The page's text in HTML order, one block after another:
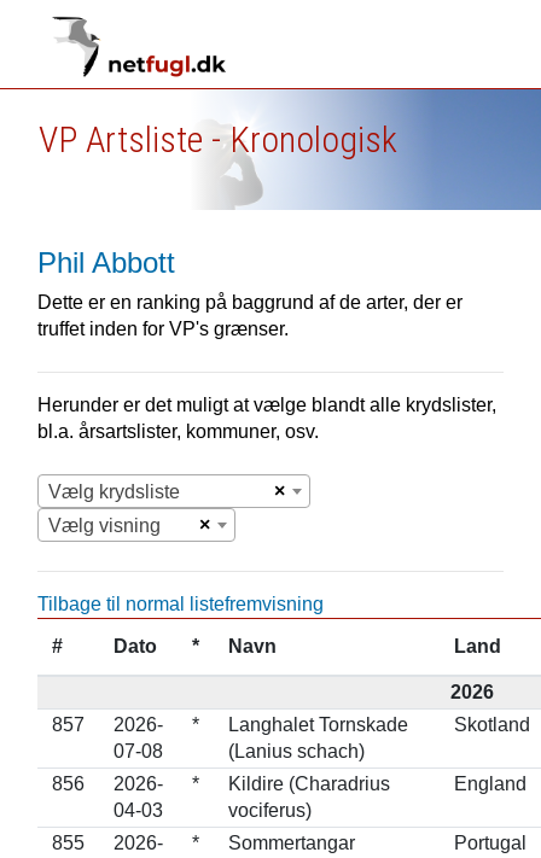
VP Artsliste - Kronologisk
Phil Abbott
Dette er en ranking på baggrund af de arter, der er
truffet inden for VP's grænser.
Herunder er det muligt at vælge blandt alle krydslister,
bl.a. årsartslister, kommuner, osv.
×
Vælg krydsliste
×
Vælg visning
Tilbage til normal listefremvisning
# Dato * Navn Land
2026
857
2026-
07-08
*
Langhalet Tornskade
(Lanius schach)
Skotland
856
2026-
04-03
*
Kildire (Charadrius
vociferus)
England
855
2026-
*
Sommertangar
Portugal